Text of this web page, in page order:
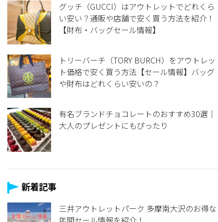
グッチ（GUCCI）はアウトレットでどれくら
い安い？通販や店舗で安く買う方法を紹介！
【財布・バッグセール情報】
トリーバーチ（TORY BURCH）をアウトレッ
ト価格で安く買う方法【セール情報】バッグ
や財布はどれくらい安いの？
有名ブランドチョコレートのおすすめ30選｜
大人のプレゼントにもぴったり
新着記事
三井アウトレットパーク 多摩南大沢のお得な